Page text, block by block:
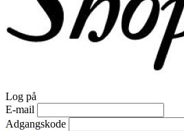
Log på
E-mail
Adgangskode